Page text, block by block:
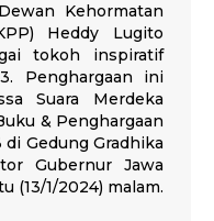
Kehormatan
Heddy Lugito
tokoh inspiratif
Penghargaan ini
Suara Merdeka
& Penghargaan
Gedung Gradhika
Gubernur Jawa
(13/1/2024) malam.